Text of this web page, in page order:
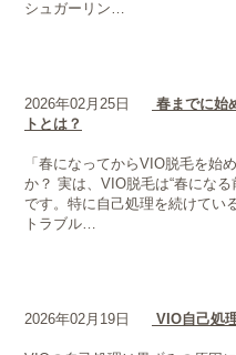
シュガーリン…
2026年02月25日
春までに始
トとは？
「春になってからVIO脱毛を始
か？ 実は、VIO脱毛は“春にな
です。特に自己処理を続けてい
トラブル…
2026年02月19日 VIO自己処